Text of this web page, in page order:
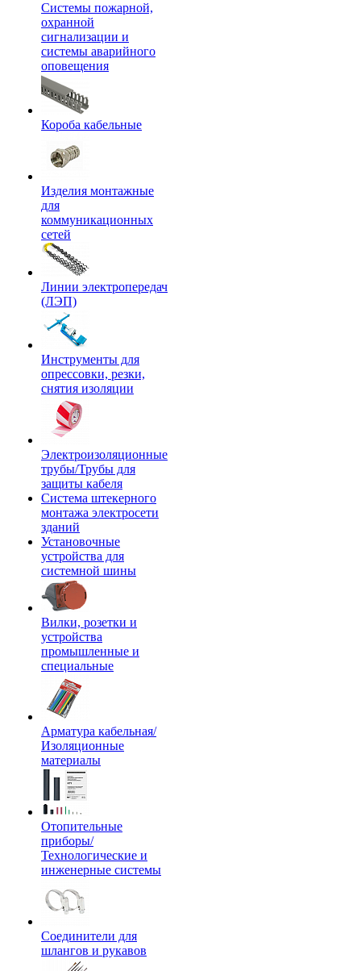
Системы пожарной,
охранной
сигнализации и
системы аварийного
оповещения
Короба кабельные
Изделия монтажные
для
коммуникационных
сетей
Линии электропередач
(ЛЭП)
Инструменты для
опрессовки, резки,
снятия изоляции
Электроизоляционные
трубы/Трубы для
защиты кабеля
Система штекерного
монтажа электросети
зданий
Установочные
устройства для
системной шины
Вилки, розетки и
устройства
промышленные и
специальные
Арматура кабельная/
Изоляционные
материалы
Отопительные
приборы/
Технологические и
инженерные системы
Соединители для
шлангов и рукавов